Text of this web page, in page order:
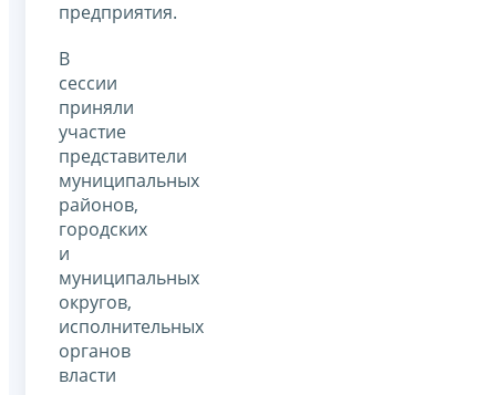
предприятия.
В
сессии
приняли
участие
представители
муниципальных
районов,
городских
и
муниципальных
округов,
исполнительных
органов
власти